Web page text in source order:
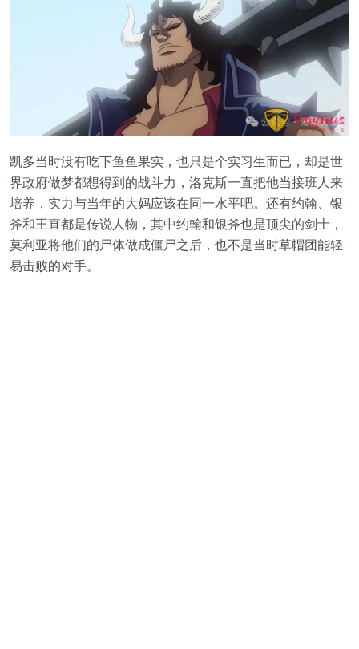
凯多当时没有吃下鱼鱼果实，也只是个实习生而已，却是世
界政府做梦都想得到的战斗力，洛克斯一直把他当接班人来
培养，实力与当年的大妈应该在同一水平吧。还有约翰、银
斧和王直都是传说人物，其中约翰和银斧也是顶尖的剑士，
莫利亚将他们的尸体做成僵尸之后，也不是当时草帽团能轻
易击败的对手。